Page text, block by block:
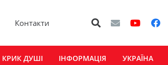
Контакти
КРИК ДУШІ ІНФОРМАЦІЯ УКРАЇНА